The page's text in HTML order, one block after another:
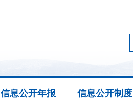
信息公开年报 信息公开制度